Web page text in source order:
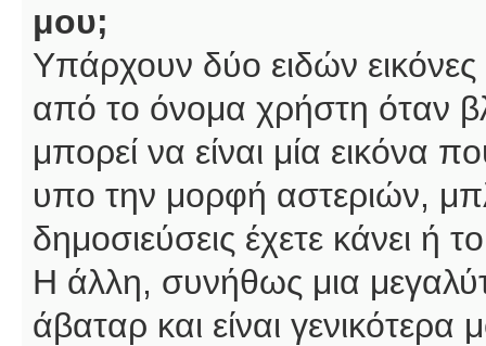
μου;
Υπάρχουν δύο ειδών
από το όνομα χρήστη όταν
μπορεί να είναι μία εικόνα
υπο την μορφή αστεριών,
δημοσιεύσεις έχετε κάνει
Η άλλη, συνήθως μια
άβαταρ και είναι